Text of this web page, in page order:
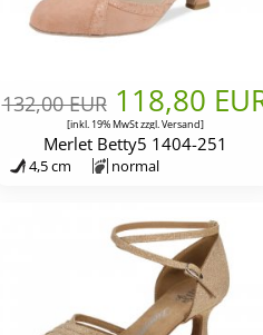
132,00 EUR 118,80
[inkl. 19% MwSt zzgl. Versand]
Merlet Betty5 1404-251
4,5 cm normal